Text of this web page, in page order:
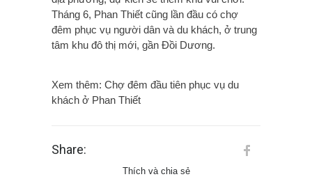
Tháng 6, Phan Thiết cũng lần đầu có chợ
đêm phục vụ người dân và du khách, ở trung
tâm khu đô thị mới, gần Đồi Dương.
Xem thêm: Chợ đêm đầu tiên phục vụ du
khách ở Phan Thiết
Share:
Thích và chia sẻ